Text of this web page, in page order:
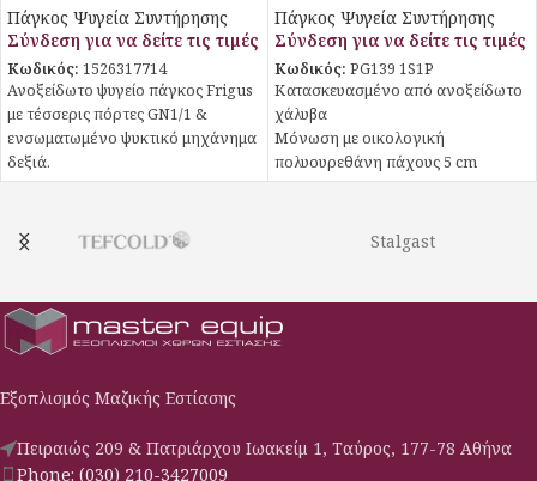
Πάγκος Ψυγεία Συντήρησης
Σύνδεση για να δείτε τις τιμές
Κωδικός: 1526317714
Ανοξείδωτο ψυγείο πάγκος Frigus
με τέσσερις πόρτες GN1/1 &
ενσωματωμένο ψυκτικό μηχάνημα
δεξιά.
Οι διαστάσεις του ψυγείου είναι
Φέρει μόνωση πολυουρεθάνης
60mm και οικολογικό ψυκτικό
Εσωτερικά & εξωτερικά
ανοξείδωτο, πόρτες με
επαναφορά και μαγνητικό
dixell, συμπιεστής ιταλικής
& κυκλοφορία αέρα στο
εσωτερικό για καλύτερη ψύξη.
Πόρτα GN
Πάγκος Ψυγεία Συντήρησης
Σύνδεση για να δείτε τις τιμές
Κωδικός: PG139 1S1P
Κατασκευασμένο από ανοξείδωτο
χάλυβα
Μόνωση με οικολογική
πολυουρεθάνη πάχους 5 cm
Στοιχείο βαμμένο με
Πάτος με υγειονομικές γωνίες
Πόρτες με αυτόματη επαναφορά
Συρτάρια GN
Πόδια ανοξείδωτα ρυθμιζόμενα
Stalgast
Εξοπλισμός Μαζικής Εστίασης
Πειραιώς 209 & Πατριάρχου Ιωακείμ 1, Ταύρος, 177-78 Αθήνα
Phone: (030) 210-3427009